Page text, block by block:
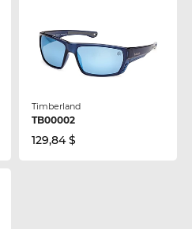
Timberland
TB00002
129,84 $